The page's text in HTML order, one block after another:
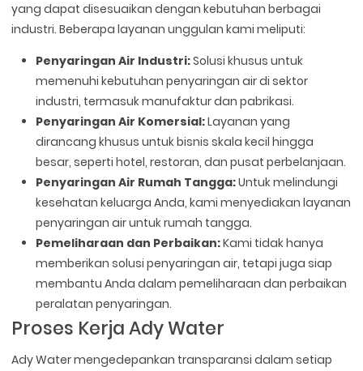
yang dapat disesuaikan dengan kebutuhan berbagai
industri. Beberapa layanan unggulan kami meliputi:
Penyaringan Air Industri:Solusi khusus untuk
memenuhi kebutuhan penyaringan air di sektor
industri, termasuk manufaktur dan pabrikasi.
Penyaringan Air Komersial:Layanan yang
dirancang khusus untuk bisnis skala kecil hingga
besar, seperti hotel, restoran, dan pusat perbelanjaan.
Penyaringan Air Rumah Tangga:Untuk melindungi
kesehatan keluarga Anda, kami menyediakan layanan
penyaringan air untuk rumah tangga.
Pemeliharaan dan Perbaikan:Kami tidak hanya
memberikan solusi penyaringan air, tetapi juga siap
membantu Anda dalam pemeliharaan dan perbaikan
peralatan penyaringan.
Proses Kerja Ady Water
Ady Water mengedepankan transparansi dalam setiap